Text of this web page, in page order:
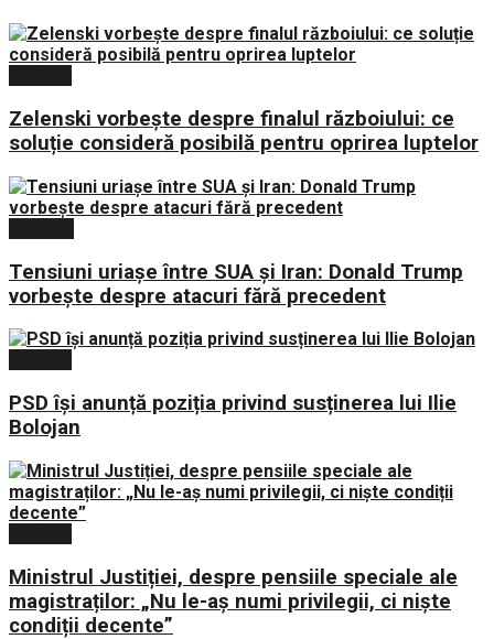
Zelenski vorbește despre finalul războiului: ce
soluție consideră posibilă pentru oprirea luptelor
Tensiuni uriașe între SUA și Iran: Donald Trump
vorbește despre atacuri fără precedent
PSD își anunță poziția privind susținerea lui Ilie
Bolojan
Ministrul Justiției, despre pensiile speciale ale
magistraților: „Nu le-aș numi privilegii, ci niște
condiții decente”